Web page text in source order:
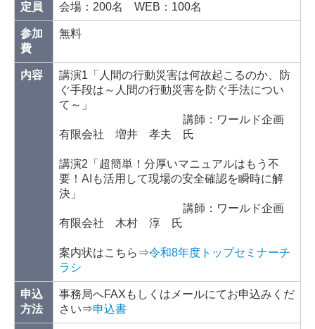
定員 会場：200名 WEB：100名
参加
費
無料
内容
講演1「人間の行動災害は何故起こるのか、防
ぐ手段は～人間の行動災害を防ぐ手法につい
て～」
講師：ワールド企画
有限会社 増井 孝夫 氏
講演2「超簡単！分厚いマニュアルはもう不
要！AIも活用して現場の安全確認を瞬時に解
決」
講師：ワールド企画
有限会社 木村 淳 氏
案内状はこちら⇒令和8年度トップセミナーチ
ラシ
申込
方法
事務局へFAXもしくはメールにてお申込みくだ
さい⇒申込書